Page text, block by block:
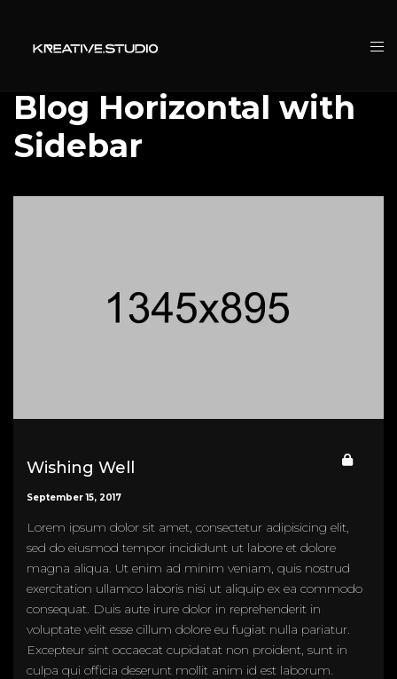
Blog Horizontal with
Sidebar
Wishing Well
September 15, 2017
Lorem ipsum dolor sit amet, consectetur adipisicing elit,
sed do eiusmod tempor incididunt ut labore et dolore
magna aliqua. Ut enim ad minim veniam, quis nostrud
exercitation ullamco laboris nisi ut aliquip ex ea commodo
consequat. Duis aute irure dolor in reprehenderit in
voluptate velit esse cillum dolore eu fugiat nulla pariatur.
Excepteur sint occaecat cupidatat non proident, sunt in
culpa qui officia deserunt mollit anim id est laborum.